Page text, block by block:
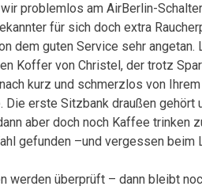
problemlos am AirBerlin-
für sich doch extra
dem guten Service sehr
Koffer von Christel, der trotz
kurz und schmerzlos von
Die erste Sitzbank draußen
aber doch noch Kaffee trinken
gefunden –und vergessen
werden überprüft – dann bleibt